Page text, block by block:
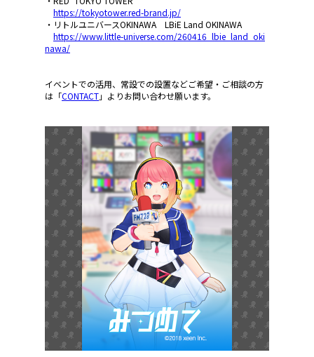
https://tokyotower.red-brand.jp/
・リトルユニバースOKINAWA LBiE Land OKINAWA
https://www.little-universe.com/260416_lbie_land_oki
nawa/
イベントでの活用、常設での設置などご希望・ご相談の方
は「CONTACT」よりお問い合わせ願います。